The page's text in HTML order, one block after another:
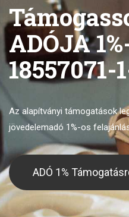
ADÓJA
18557071-
Az alapítványi támogatások
jövedelemadó 1%-os
ADÓ 1%